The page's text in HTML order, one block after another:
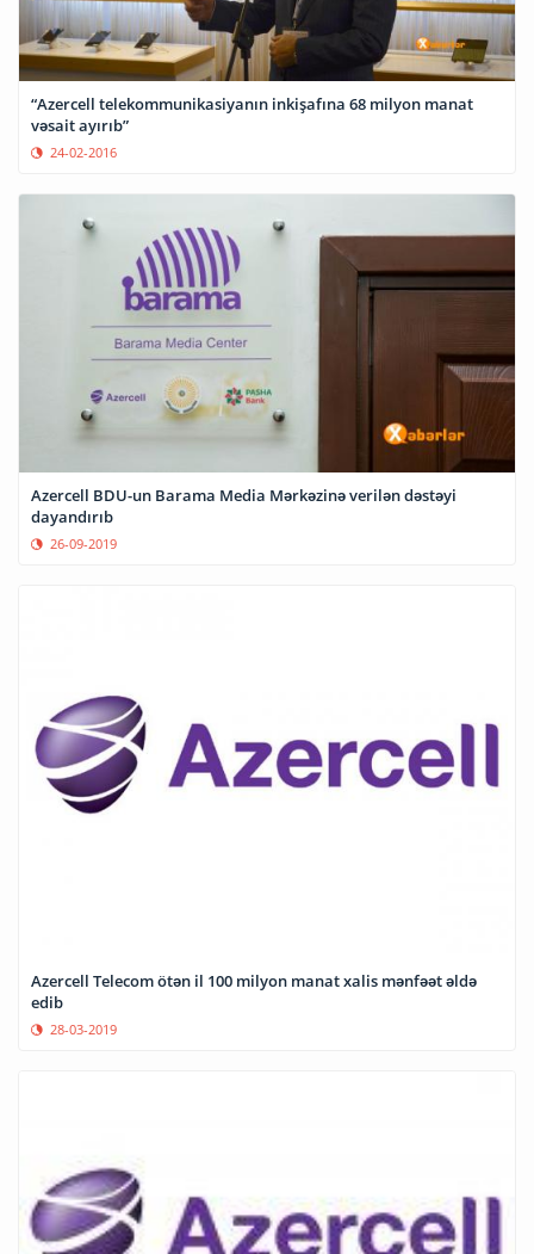
“Azercell telekommunikasiyanın inkişafına 68 milyon manat
vəsait ayırıb”
24-02-2016
Azercell BDU-un Barama Media Mərkəzinə verilən dəstəyi
dayandırıb
26-09-2019
Azercell Telecom ötən il 100 milyon manat xalis mənfəət əldə
edib
28-03-2019